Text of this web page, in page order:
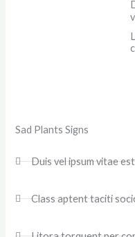
Sad Plants Signs
Duis vel ipsum vitae
Class aptent taciti